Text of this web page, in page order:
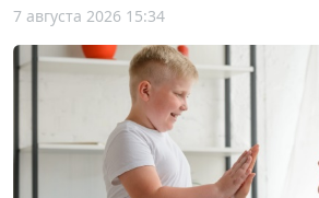
7 августа 2026 15:34